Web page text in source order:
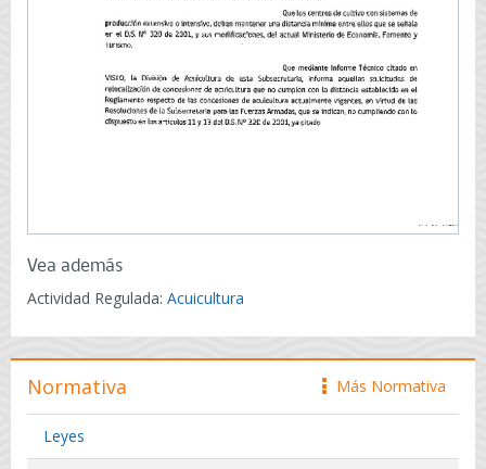
Vea además
Actividad Regulada: Acuicultura
icono
Más Normativa
Normativa
Leyes